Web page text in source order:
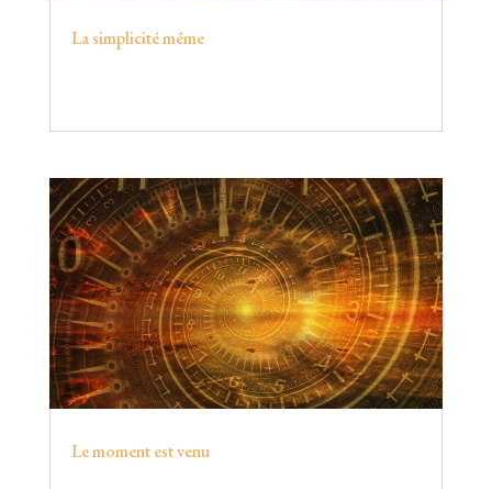
La simplicité même
Le moment est venu